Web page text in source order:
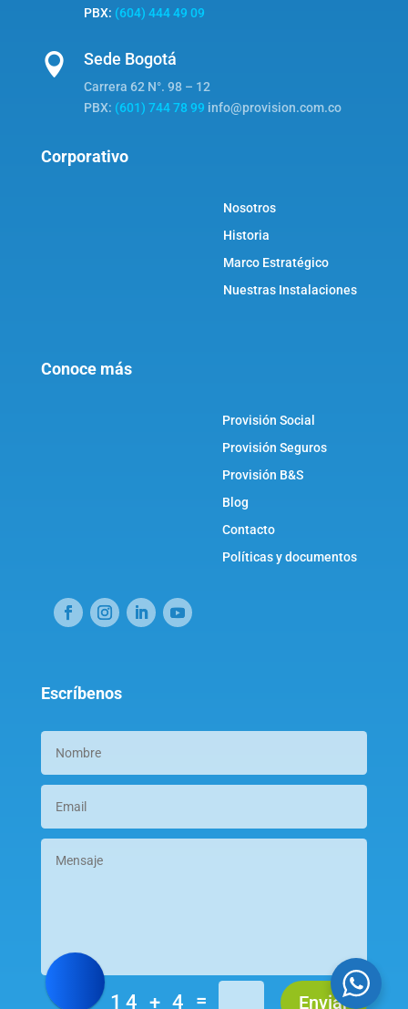
PBX: (604) 444 49 09
 Sede Bogotá
Carrera 62 N°. 98 – 12
PBX: (601) 744 78 99 info@provision.com.co
Corporativo
Nosotros
Historia
Marco Estratégico
Nuestras Instalaciones
Conoce más
Provisión Social
Provisión Seguros
Provisión B&S
Blog
Contacto
Políticas y documentos
Escríbenos
14 + 4 = Enviar